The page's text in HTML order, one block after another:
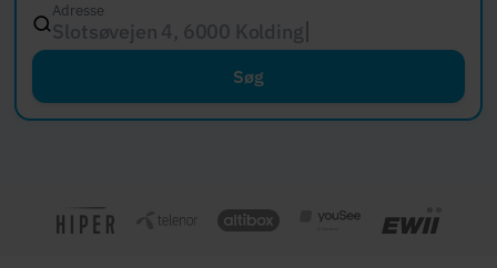
Adresse
Slotsøvejen 4, 6000 Kolding
Søg